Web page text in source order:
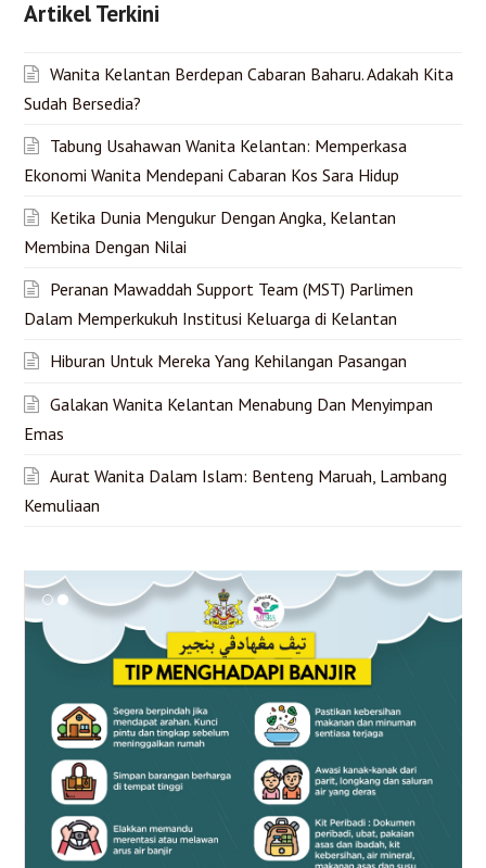
Artikel Terkini
Wanita Kelantan Berdepan Cabaran Baharu. Adakah Kita
Sudah Bersedia?
Tabung Usahawan Wanita Kelantan: Memperkasa
Ekonomi Wanita Mendepani Cabaran Kos Sara Hidup
Ketika Dunia Mengukur Dengan Angka, Kelantan
Membina Dengan Nilai
Peranan Mawaddah Support Team (MST) Parlimen
Dalam Memperkukuh Institusi Keluarga di Kelantan
Hiburan Untuk Mereka Yang Kehilangan Pasangan
Galakan Wanita Kelantan Menabung Dan Menyimpan
Emas
Aurat Wanita Dalam Islam: Benteng Maruah, Lambang
Kemuliaan